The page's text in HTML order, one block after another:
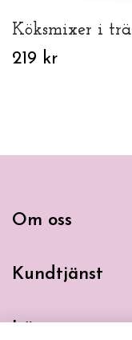
Köksmixer i trä
219 kr
Om oss
Kundtjänst
Läs mer